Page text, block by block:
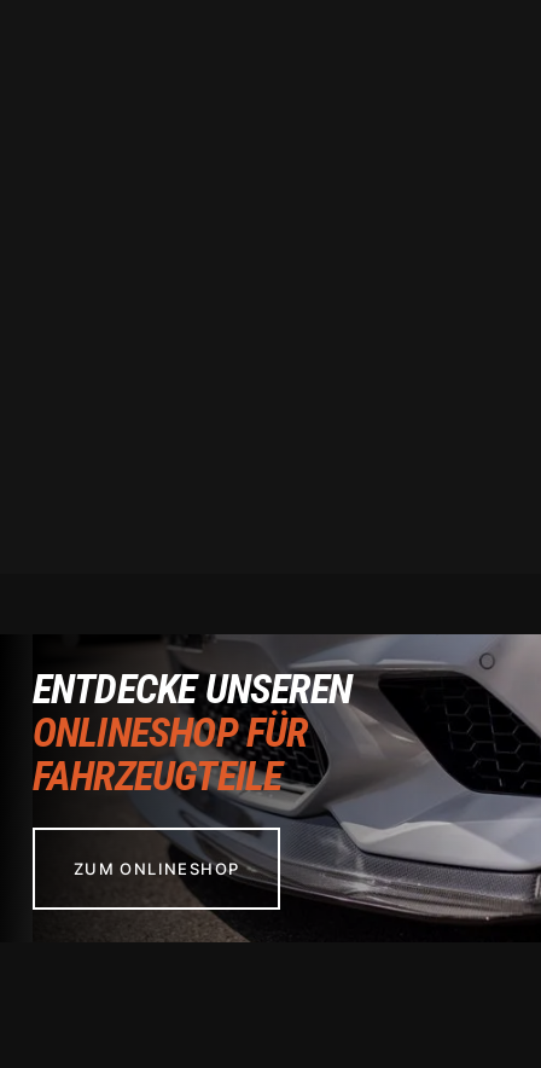
ENTDECKE UNSEREN
ONLINESHOP FÜR
FAHRZEUGTEILE
ZUM ONLINESHOP